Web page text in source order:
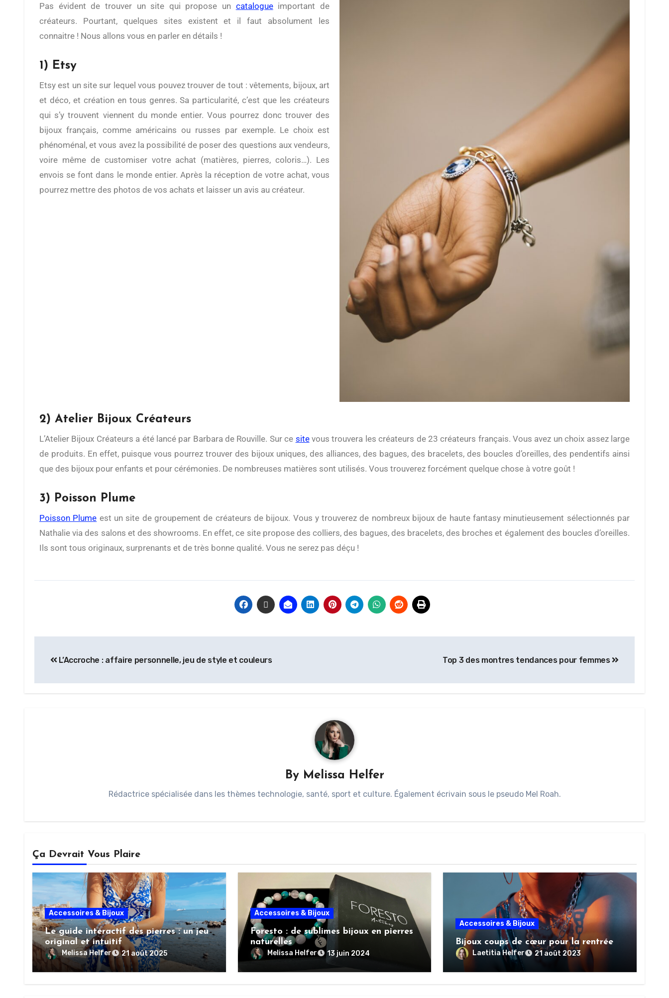
Pas évident de trouver un site qui propose un catalogueimportant de
créateurs. Pourtant, quelques sites existent et il faut absolument les
connaitre ! Nous allons vous en parler en détails !
1) Etsy
Etsy est un site sur lequel vous pouvez trouver de tout : vêtements, bijoux, art
et déco, et création en tous genres. Sa particularité, c’est que les créateurs
qui s’y trouvent viennent du monde entier. Vous pourrez donc trouver des
bijoux français, comme américains ou russes par exemple. Le choix est
phénoménal, et vous avez la possibilité de poser des questions aux vendeurs,
voire même de customiser votre achat (matières, pierres, coloris…). Les
envois se font dans le monde entier. Après la réception de votre achat, vous
pourrez mettre des photos de vos achats et laisser un avis au créateur.
2) Atelier Bijoux Créateurs
L’Atelier Bijoux Créateurs a été lancé par Barbara de Rouville. Sur ce sitevous trouvera les créateurs de 23 créateurs français. Vous avez un choix assez large
de produits. En effet, puisque vous pourrez trouver des bijoux uniques, des alliances, des bagues, des bracelets, des boucles d’oreilles, des pendentifs ainsi
que des bijoux pour enfants et pour cérémonies. De nombreuses matières sont utilisés. Vous trouverez forcément quelque chose à votre goût !
3) Poisson Plume
Poisson Plume est un site de groupement de créateurs de bijoux. Vous y trouverez de nombreux bijoux de haute fantasy minutieusement sélectionnés par
Nathalie via des salons et des showrooms. En effet, ce site propose des colliers, des bagues, des bracelets, des broches et également des boucles d’oreilles.
Ils sont tous originaux, surprenants et de très bonne qualité. Vous ne serez pas déçu !
L’Accroche : affaire personnelle, jeu de style et couleurs Top 3 des montres tendances pour femmes
By Melissa Helfer
Rédactrice spécialisée dans les thèmes technologie, santé, sport et culture. Également écrivain sous le pseudo Mel Roah.
Ça Devrait Vous Plaire
Accessoires & Bijoux
Le guide interactif des pierres : un jeu
original et intuitif
Melissa Helfer 21 août 2025
Accessoires & Bijoux
Foresto : de sublimes bijoux en pierres
naturelles
Melissa Helfer 13 juin 2024
Accessoires & Bijoux
Bijoux coups de cœur pour la rentrée
Laetitia Helfer 21 août 2023